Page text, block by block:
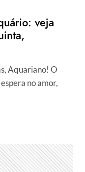
veja
Aquariano! O
no amor,